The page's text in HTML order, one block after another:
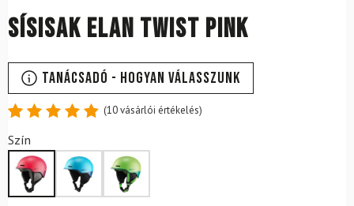
Sísisak ELAN Twist Pink
Tanácsadó - Hogyan válasszunk
4.9
ből,
értékelés
alapján
(10vásárlói értékelés)
Szín